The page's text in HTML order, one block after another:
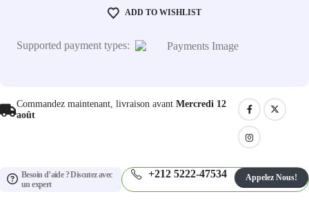
ADD TO WISHLIST
Supported payment types:
Commandez maintenant, livraison avant Mercredi 12
août
Besoin d’aide ? Discutez avec
un expert
+212 5222-47534 Appelez Nous!